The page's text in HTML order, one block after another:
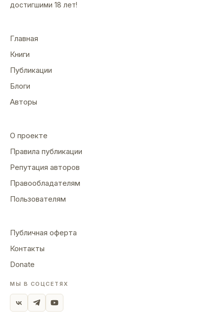
достигшими 18 лет!
Главная
Книги
Публикации
Блоги
Авторы
О проекте
Правила публикации
Репутация авторов
Правообладателям
Пользователям
Публичная оферта
Контакты
Donate
МЫ В СОЦСЕТЯХ